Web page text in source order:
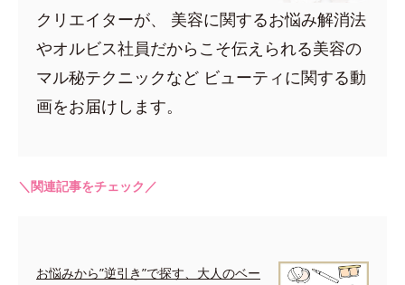
クリエイターが、 美容に関するお悩み解消法
やオルビス社員だからこそ伝えられる美容の
マル秘テクニックなど ビューティに関する動
画をお届けします。
＼関連記事をチェック／
お悩みから”逆引き”で探す、大人のベー